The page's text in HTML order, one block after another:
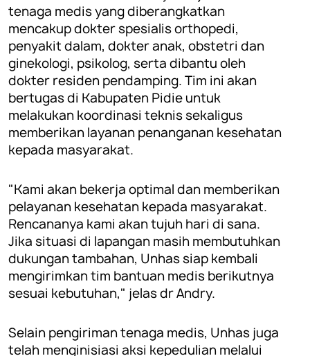
tenaga medis yang diberangkatkan
mencakup dokter spesialis orthopedi,
penyakit dalam, dokter anak, obstetri dan
ginekologi, psikolog, serta dibantu oleh
dokter residen pendamping. Tim ini akan
bertugas di Kabupaten Pidie untuk
melakukan koordinasi teknis sekaligus
memberikan layanan penanganan kesehatan
kepada masyarakat.
"Kami akan bekerja optimal dan memberikan
pelayanan kesehatan kepada masyarakat.
Rencananya kami akan tujuh hari di sana.
Jika situasi di lapangan masih membutuhkan
dukungan tambahan, Unhas siap kembali
mengirimkan tim bantuan medis berikutnya
sesuai kebutuhan," jelas dr Andry.
Selain pengiriman tenaga medis, Unhas juga
telah menginisiasi aksi kepedulian melalui